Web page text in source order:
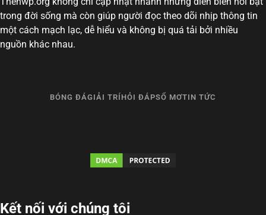
trong đời sống mà còn giúp người đọc theo dõi nhịp thông tin
một cách mạch lạc, dễ hiểu và không bị quá tải bởi nhiều
nguồn khác nhau.
BÓNG ĐÁGIẢI TRÍ HỎI ĐÁPSỔ MƠTIN TỨC
Kết nối với chúng tôi